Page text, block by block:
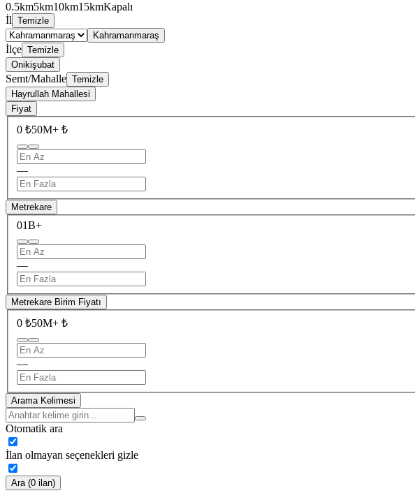
0.5km5km10km15kmKapalı
İl Temizle
Kahramanmaraş
İlçe Temizle
Onikişubat
Semt/Mahalle Temizle
Hayrullah Mahallesi
Fiyat
0 ₺50M+ ₺
—
Metrekare
01B+
—
Metrekare Birim Fiyatı
0 ₺50M+ ₺
—
Arama Kelimesi
Otomatik ara
İlan olmayan seçenekleri gizle
Ara (0 ilan)